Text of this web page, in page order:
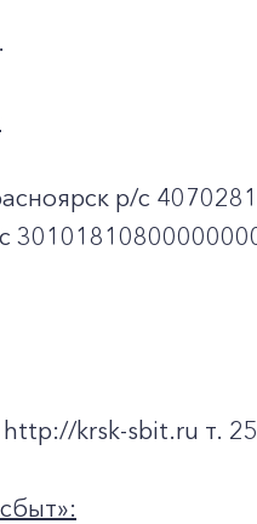
p/c
http://krsk-sbit.ru т.